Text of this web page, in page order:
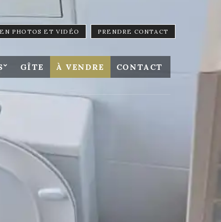
PHOTOS ET VIDÉO PRENDRE CONTACT
GÎTE À VENDRE CONTACT